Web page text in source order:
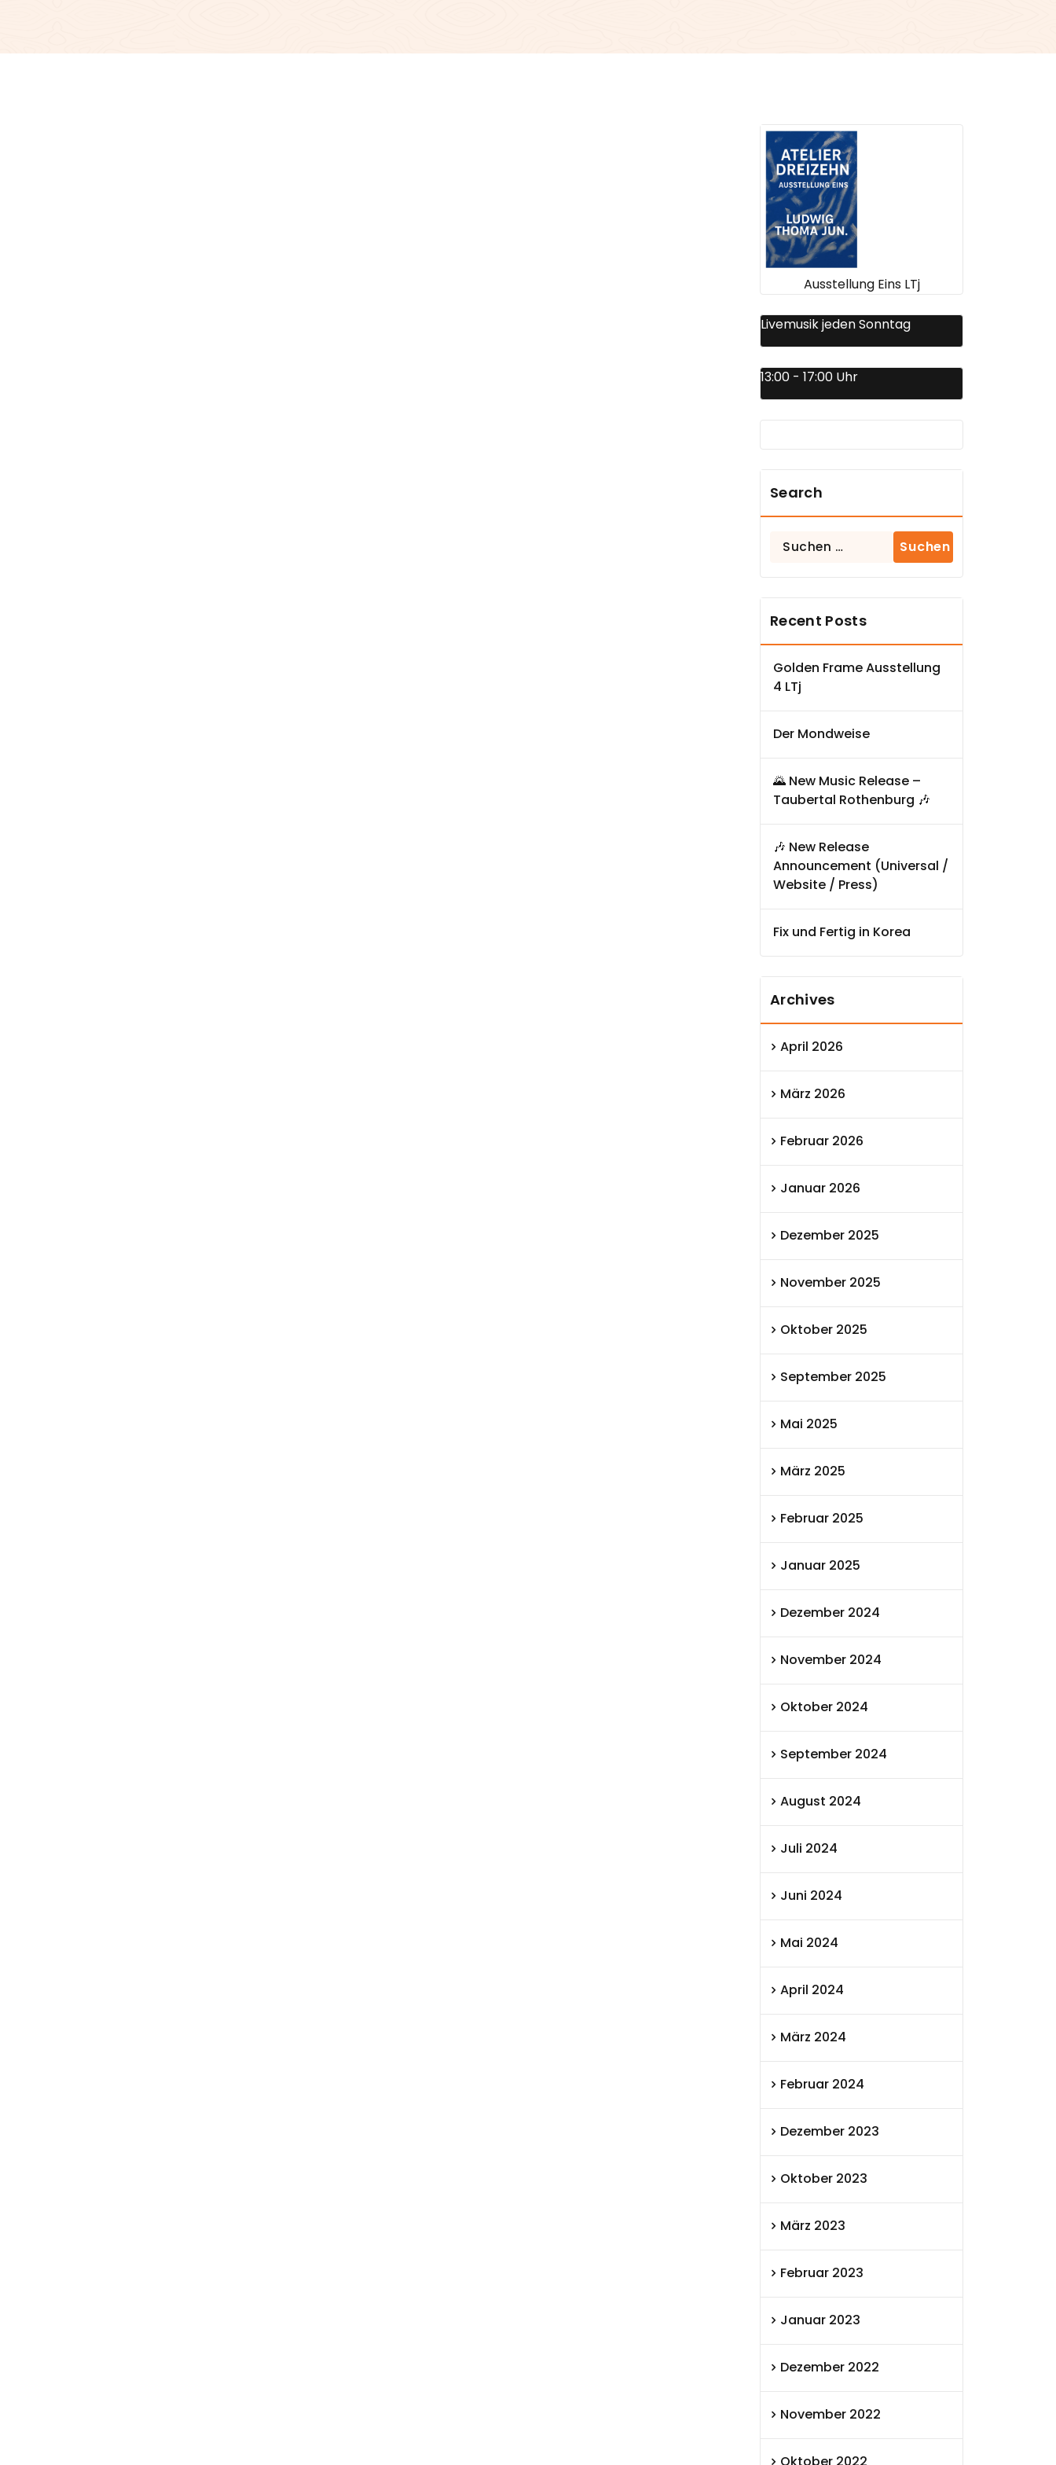
Ausstellung Eins LTj
Livemusik jeden Sonntag
13:00 - 17:00 Uhr
Search
Suchen
Recent Posts
Golden Frame Ausstellung
4 LTj
Der Mondweise
🌄 New Music Release –
Taubertal Rothenburg 🎶
🎶 New Release
Announcement (Universal /
Website / Press)
Fix und Fertig in Korea
Archives
April 2026
März 2026
Februar 2026
Januar 2026
Dezember 2025
November 2025
Oktober 2025
September 2025
Mai 2025
März 2025
Februar 2025
Januar 2025
Dezember 2024
November 2024
Oktober 2024
September 2024
August 2024
Juli 2024
Juni 2024
Mai 2024
April 2024
März 2024
Februar 2024
Dezember 2023
Oktober 2023
März 2023
Februar 2023
Januar 2023
Dezember 2022
November 2022